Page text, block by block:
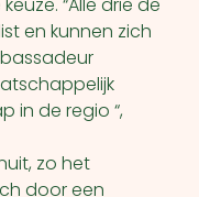
en kunnen zich
in de regio “,
zo het
door een